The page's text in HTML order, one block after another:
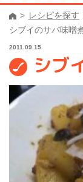
レシピを探す
シブイのサバ味噌
2011.09.15
シブ